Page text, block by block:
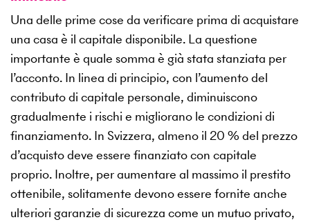
Una delle prime cose da verificare prima di acquistare
una casa è il capitale disponibile. La questione
importante è quale somma è già stata stanziata per
l’acconto. In linea di principio, con l’aumento del
contributo di capitale personale, diminuiscono
gradualmente i rischi e migliorano le condizioni di
finanziamento. In Svizzera, almeno il 20 % del prezzo
d’acquisto deve essere finanziato con capitale
proprio. Inoltre, per aumentare al massimo il prestito
ottenibile, solitamente devono essere fornite anche
ulteriori garanzie di sicurezza come un mutuo privato,